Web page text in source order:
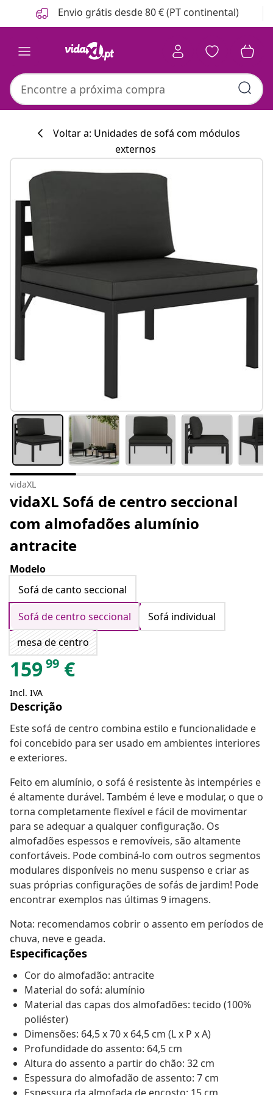
Anterior
Seguinte Envio grátis desde 80 € (PT continental)
Voltar a: Unidades de sofá com módulos
externos
vidaXL
vidaXL Sofá de centro seccional
com almofadões alumínio
antracite
Modelo
Sofá de canto seccional
Sofá de centro seccional
Sofá individual
mesa de centro
15999 €
Incl. IVA
Descrição
Este sofá de centro combina estilo e funcionalidade e
foi concebido para ser usado em ambientes interiores
e exteriores.
Feito em alumínio, o sofá é resistente às intempéries e
é altamente durável. Também é leve e modular, o que o
torna completamente flexível e fácil de movimentar
para se adequar a qualquer configuração. Os
almofadões espessos e removíveis, são altamente
confortáveis. Pode combiná-lo com outros segmentos
modulares disponíveis no menu suspenso e criar as
suas próprias configurações de sofás de jardim! Pode
encontrar exemplos nas últimas 9 imagens.
Nota: recomendamos cobrir o assento em períodos de
chuva, neve e geada.
Especificações
Cor do almofadão: antracite
Material do sofá: alumínio
Material das capas dos almofadões: tecido (100%
poliéster)
Dimensões: 64,5 x 70 x 64,5 cm (L x P x A)
Profundidade do assento: 64,5 cm
Altura do assento a partir do chão: 32 cm
Espessura do almofadão de assento: 7 cm